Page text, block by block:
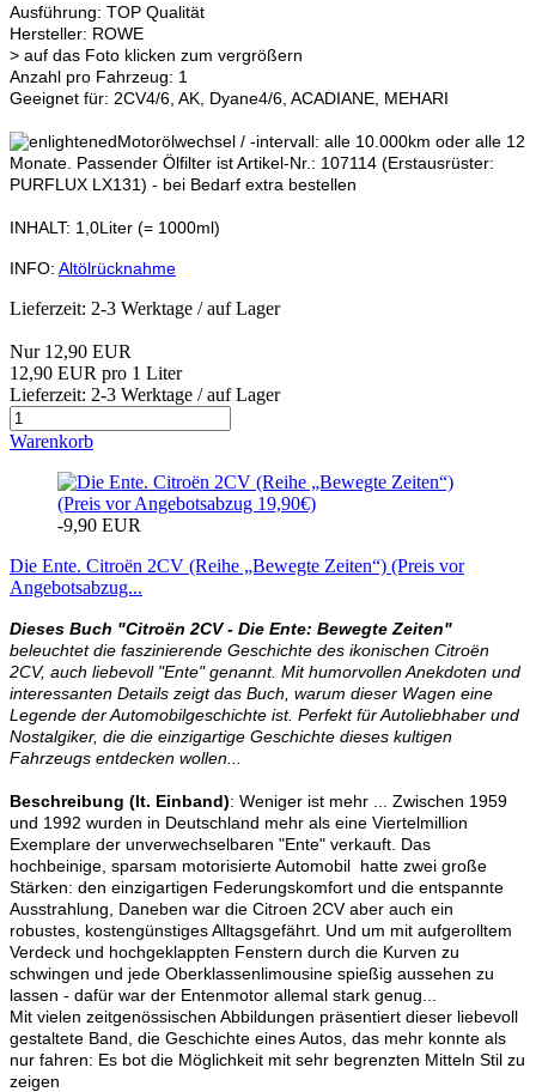
Ausführung: TOP Qualität
Hersteller: ROWE
> auf das Foto klicken zum vergrößern
Anzahl pro Fahrzeug: 1
Geeignet für: 2CV4/6, AK, Dyane4/6, ACADIANE, MEHARI
Motorölwechsel / -intervall: alle 10.000km oder alle 12
Monate. Passender Ölfilter ist Artikel-Nr.: 107114 (Erstausrüster:
PURFLUX LX131) - bei Bedarf extra bestellen
INHALT: 1,0Liter (= 1000ml)
INFO: Altölrücknahme
Lieferzeit: 2-3 Werktage / auf Lager
Nur 12,90 EUR
12,90 EUR pro 1 Liter
Lieferzeit: 2-3 Werktage / auf Lager
Warenkorb
-9,90 EUR
Die Ente. Citroën 2CV (Reihe „Bewegte Zeiten“) (Preis vor
Angebotsabzug...
Dieses Buch "Citroën 2CV - Die Ente: Bewegte Zeiten"
beleuchtet die faszinierende Geschichte des ikonischen Citroën
2CV, auch liebevoll "Ente" genannt. Mit humorvollen Anekdoten und
interessanten Details zeigt das Buch, warum dieser Wagen eine
Legende der Automobilgeschichte ist. Perfekt für Autoliebhaber und
Nostalgiker, die die einzigartige Geschichte dieses kultigen
Fahrzeugs entdecken wollen...
Beschreibung (lt. Einband): Weniger ist mehr ... Zwischen 1959
und 1992 wurden in Deutschland mehr als eine Viertelmillion
Exemplare der unverwechselbaren "Ente" verkauft. Das
hochbeinige, sparsam motorisierte Automobil hatte zwei große
Stärken: den einzigartigen Federungskomfort und die entspannte
Ausstrahlung, Daneben war die Citroen 2CV aber auch ein
robustes, kostengünstiges Alltagsgefährt. Und um mit aufgerolltem
Verdeck und hochgeklappten Fenstern durch die Kurven zu
schwingen und jede Oberklassenlimousine spießig aussehen zu
lassen - dafür war der Entenmotor allemal stark genug...
Mit vielen zeitgenössischen Abbildungen präsentiert dieser liebevoll
gestaltete Band, die Geschichte eines Autos, das mehr konnte als
nur fahren: Es bot die Möglichkeit mit sehr begrenzten Mitteln Stil zu
zeigen